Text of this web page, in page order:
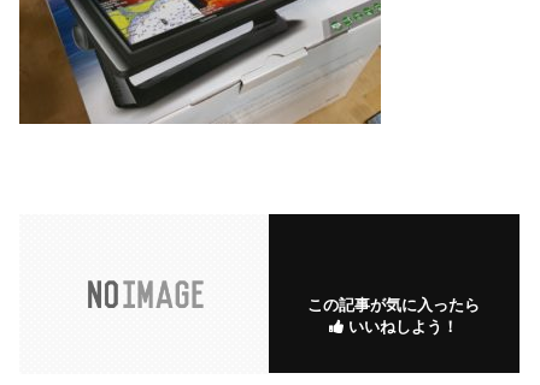
この記事が気に入ったら
いいねしよう！